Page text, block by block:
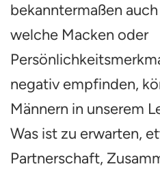
bekanntermaßen
welche Macken oder
negativ empfinden,
Männern in unserem
Was ist zu erwarten,
Partnerschaft,